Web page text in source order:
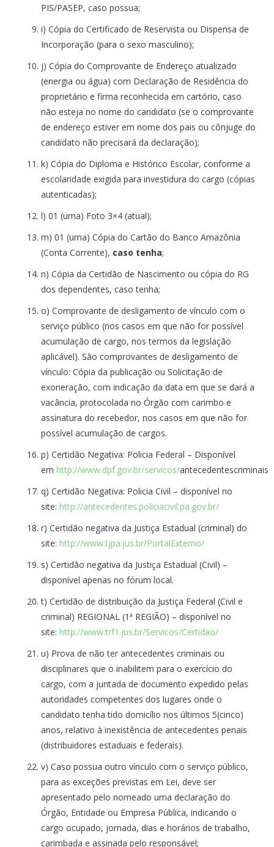
PIS/PASEP, caso possua;
i) Cópia do Certificado de Reservista ou Dispensa de
Incorporação (para o sexo masculino);
j) Cópia do Comprovante de Endereço atualizado
(energia ou água) com Declaração de Residência do
proprietário e firma reconhecida em cartório, caso
não esteja no nome do candidato (se o comprovante
de endereço estiver em nome dos pais ou cônjuge do
candidato não precisará da declaração);
k) Cópia do Diploma e Histórico Escolar, conforme a
escolaridade exigida para investidura do cargo (cópias
autenticadas);
l) 01 (uma) Foto 3×4 (atual);
m) 01 (uma) Cópia do Cartão do Banco Amazônia
(Conta Corrente), caso tenha;
n) Cópia da Certidão de Nascimento ou cópia do RG
dos dependentes, caso tenha;
o) Comprovante de desligamento de vínculo com o
serviço público (nos casos em que não for possível
acumulação de cargo, nos termos da legislação
aplicável). São comprovantes de desligamento de
vínculo: Cópia da publicação ou Solicitação de
exoneração, com indicação da data em que se dará a
vacância, protocolada no Órgão com carimbo e
assinatura do recebedor, nos casos em que não for
possível acumulação de cargos.
p) Certidão Negativa: Policia Federal – Disponível
em http://www.dpf.gov.br/servicos/antecedentescriminais
q) Certidão Negativa: Policia Civil – disponível no
site: http://antecedentes.policiacivil.pa.gov.br/
r) Certidão negativa da Justiça Estadual (criminal) do
site: http://www.tjpa.jus.br/PortalExterno/
s) Certidão negativa da Justiça Estadual (Civil) –
disponível apenas no fórum local.
t) Certidão de distribuição da Justiça Federal (Civil e
criminal) REGIONAL (1ª REGIÃO) – disponível no
site: http://www.trf1.jus.br/Servicos/Certidao/
u) Prova de não ter antecedentes criminais ou
disciplinares que o inabilitem para o exercício do
cargo, com a juntada de documento expedido pelas
autoridades competentes dos lugares onde o
candidato tenha tido domicílio nos últimos 5(cinco)
anos, relativo à inexistência de antecedentes penais
(distribuidores estaduais e federais).
v) Caso possua outro vínculo com o serviço público,
para as exceções previstas em Lei, deve ser
apresentado pelo nomeado uma declaração do
Órgão, Entidade ou Empresa Pública, indicando o
cargo ocupado, jornada, dias e horários de trabalho,
carimbada e assinada pelo responsável;